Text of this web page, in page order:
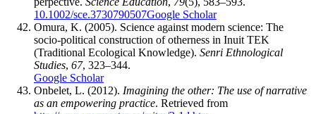
10.1002/sce.3730790507Google Scholar
Omura, K. (2005). Science against modern science: The
socio-political construction of otherness in Inuit TEK
(Traditional Ecological Knowledge). Senri Ethnological
Studies, 67, 323–344.
Google Scholar
Onbelet, L. (2012). Imagining the other: The use of narrative
as an empowering practice. Retrieved from